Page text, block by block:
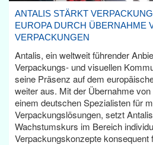
ANTALIS STÄRKT
EUROPA DURCH ÜBERNAHME
VERPACKUNGEN
Antalis, ein weltweit führender
Verpackungs- und visuellen
seine Präsenz auf dem
weiter aus. Mit der Übernahme
einem deutschen Spezialisten für
Verpackungslösungen, setzt
Wachstumskurs im Bereich
Verpackungskonzepte konsequent